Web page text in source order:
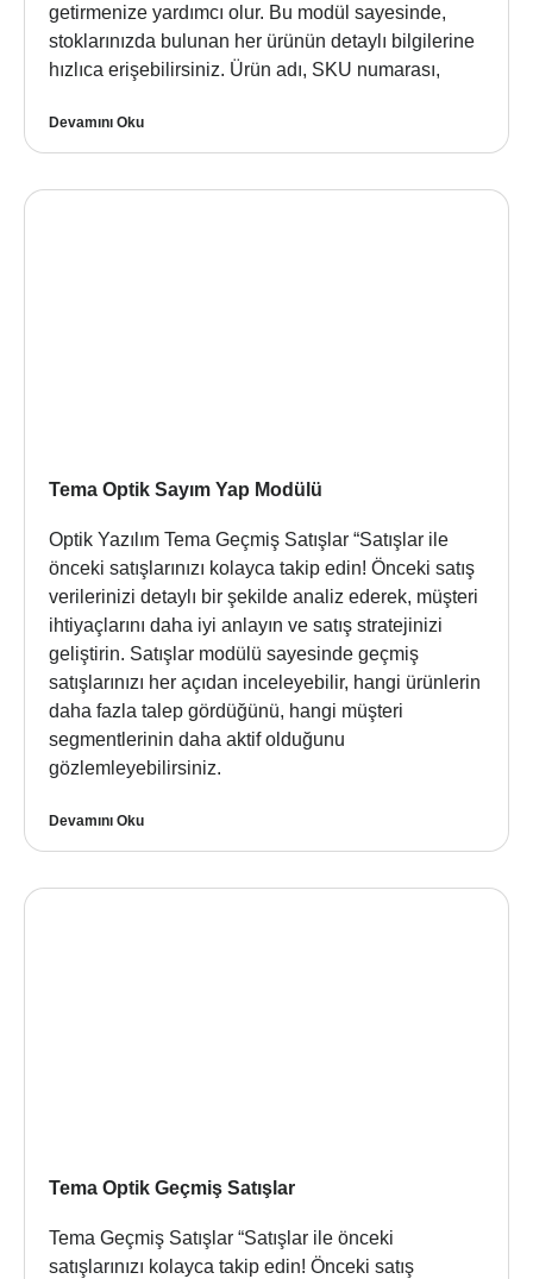
getirmenize yardımcı olur. Bu modül sayesinde,
stoklarınızda bulunan her ürünün detaylı bilgilerine
hızlıca erişebilirsiniz. Ürün adı, SKU numarası,
Devamını Oku
Tema Optik Sayım Yap Modülü
Optik Yazılım Tema Geçmiş Satışlar “Satışlar ile
önceki satışlarınızı kolayca takip edin! Önceki satış
verilerinizi detaylı bir şekilde analiz ederek, müşteri
ihtiyaçlarını daha iyi anlayın ve satış stratejinizi
geliştirin. Satışlar modülü sayesinde geçmiş
satışlarınızı her açıdan inceleyebilir, hangi ürünlerin
daha fazla talep gördüğünü, hangi müşteri
segmentlerinin daha aktif olduğunu
gözlemleyebilirsiniz.
Devamını Oku
Tema Optik Geçmiş Satışlar
Tema Geçmiş Satışlar “Satışlar ile önceki
satışlarınızı kolayca takip edin! Önceki satış